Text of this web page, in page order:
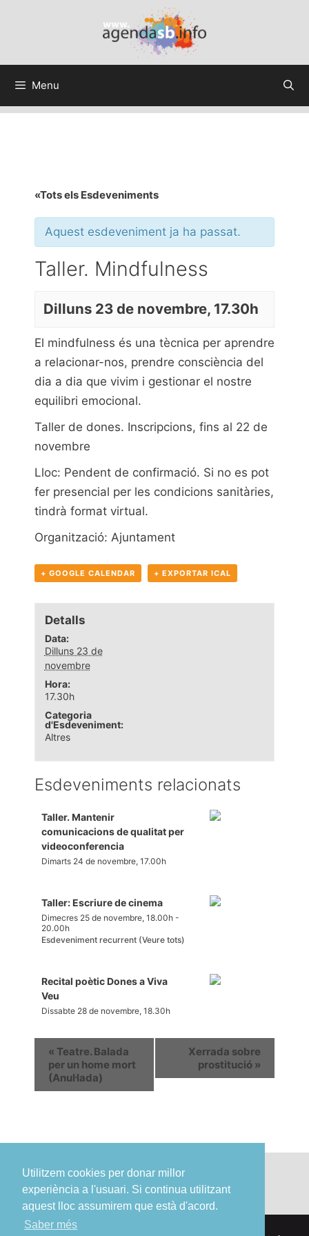
Utilitzem cookies per donar millor
experiència a l'usuari. Si continua utilitzant
aquest lloc assumirem que està d'acord.
Saber més
Menu
«Tots els Esdeveniments
Aquest esdeveniment ja ha passat.
Taller. Mindfulness
Dilluns 23 de novembre, 17.30h
El mindfulness és una tècnica per aprendre
a relacionar-nos, prendre consciència del
dia a dia que vivim i gestionar el nostre
equilibri emocional.
Taller de dones. Inscripcions, fins al 22 de
novembre
Lloc: Pendent de confirmació. Si no es pot
fer presencial per les condicions sanitàries,
tindrà format virtual.
Organització: Ajuntament
+ GOOGLE CALENDAR + EXPORTAR ICAL
Detalls
Data:
Dilluns 23 de
novembre
Hora:
17.30h
Categoria
d'Esdeveniment:
Altres
Esdeveniments relacionats
Taller. Mantenir
comunicacions de qualitat per
videoconferencia
Dimarts 24 de novembre, 17.00h
Taller: Escriure de cinema
Dimecres 25 de novembre, 18.00h -
20.00h
Esdeveniment recurrent (Veure tots)
Recital poètic Dones a Viva
Veu
Dissabte 28 de novembre, 18.30h
« Teatre. Balada
per un home mort
(Anul·lada)
Xerrada sobre
prostitució »